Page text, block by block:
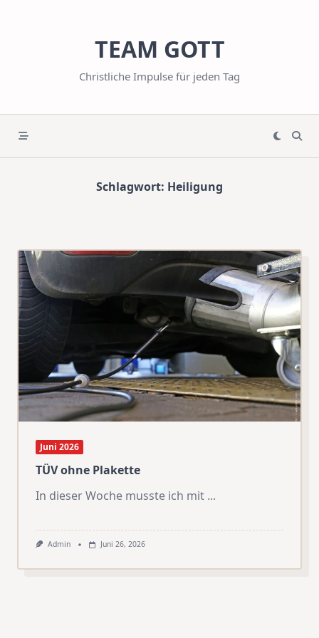
TEAM GOTT
Christliche Impulse für jeden Tag
Schlagwort: Heiligung
Juni 2026
TÜV ohne Plakette
In dieser Woche musste ich mit ...
Admin Juni 26, 2026